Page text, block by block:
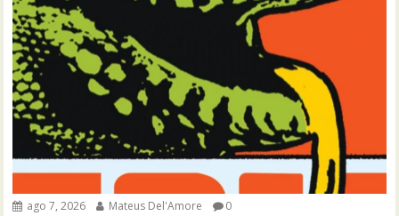
ago 7, 2026 Mateus Del'Amore 0